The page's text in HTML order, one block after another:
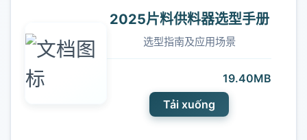
2025片料供料器选型手册
选型指南及应用场景
19.40MB
Tải xuống